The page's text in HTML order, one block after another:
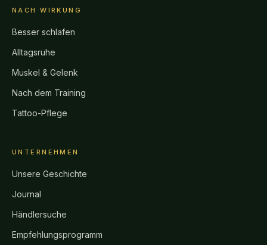
NACH WIRKUNG
Besser schlafen
Alltagsruhe
Muskel & Gelenk
Nach dem Training
Tattoo-Pflege
UNTERNEHMEN
Unsere Geschichte
Journal
Händlersuche
Empfehlungsprogramm